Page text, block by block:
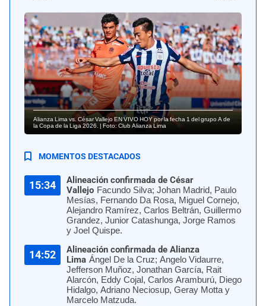
Alianza Lima vs. César Vallejo EN VIVO HOY por la fecha 1 del grupo A de
la Copa de la Liga 2026. | Foto: Club Alianza Lima
MOMENTOS DESTACADOS
15:34
Alineación confirmada de César
Vallejo Facundo Silva; Johan Madrid, Paulo
Mesías, Fernando Da Rosa, Miguel Cornejo,
Alejandro Ramírez, Carlos Beltrán, Guillermo
Grandez, Junior Catashunga, Jorge Ramos
y Joel Quispe.
14:52
Alineación confirmada de Alianza
Lima Ángel De la Cruz; Angelo Vidaurre,
Jefferson Muñoz, Jonathan García, Rait
Alarcón, Eddy Cojal, Carlos Aramburú, Diego
Hidalgo, Adriano Neciosup, Geray Motta y
Marcelo Matzuda.